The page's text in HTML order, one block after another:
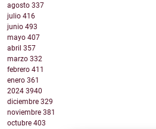
agosto 337
julio 416
junio 493
mayo 407
abril 357
marzo 332
febrero 411
enero 361
2024 3940
diciembre 329
noviembre 381
octubre 403